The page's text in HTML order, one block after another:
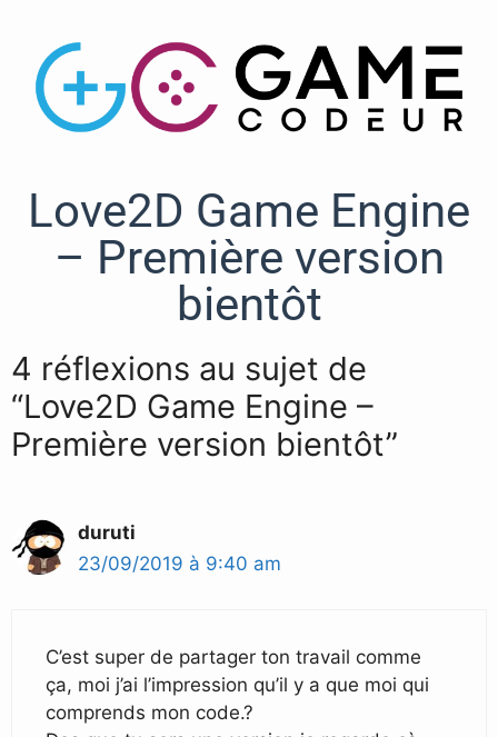
Love2D Game Engine
– Première version
bientôt
4 réflexions au sujet de
“Love2D Game Engine –
Première version bientôt”
duruti
23/09/2019 à 9:40 am
C’est super de partager ton travail comme
ça, moi j’ai l’impression qu’il y a que moi qui
comprends mon code.?